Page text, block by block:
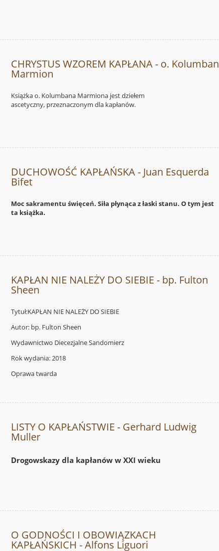
CHRYSTUS WZOREM KAPŁANA - o. Kolumban
Marmion
Książka o. Kolumbana Marmiona jest dziełem
ascetyczny, przeznaczonym dla kapłanów.
DUCHOWOŚĆ KAPŁAŃSKA - Juan Esquerda
Bifet
Moc sakramentu święceń. Siła płynąca z łaski stanu. O tym jest
ta książka.
KAPŁAN NIE NALEŻY DO SIEBIE - bp. Fulton
Sheen
Tytuł:KAPŁAN NIE NALEŻY DO SIEBIE
Autor: bp. Fulton Sheen
Wydawnictwo Diecezjalne Sandomierz
Rok wydania: 2018
Oprawa twarda
LISTY O KAPŁAŃSTWIE - Gerhard Ludwig
Muller
Drogowskazy dla kapłanów w XXI wieku
O GODNOŚCI I OBOWIĄZKACH
KAPŁAŃSKICH - Alfons Liguori